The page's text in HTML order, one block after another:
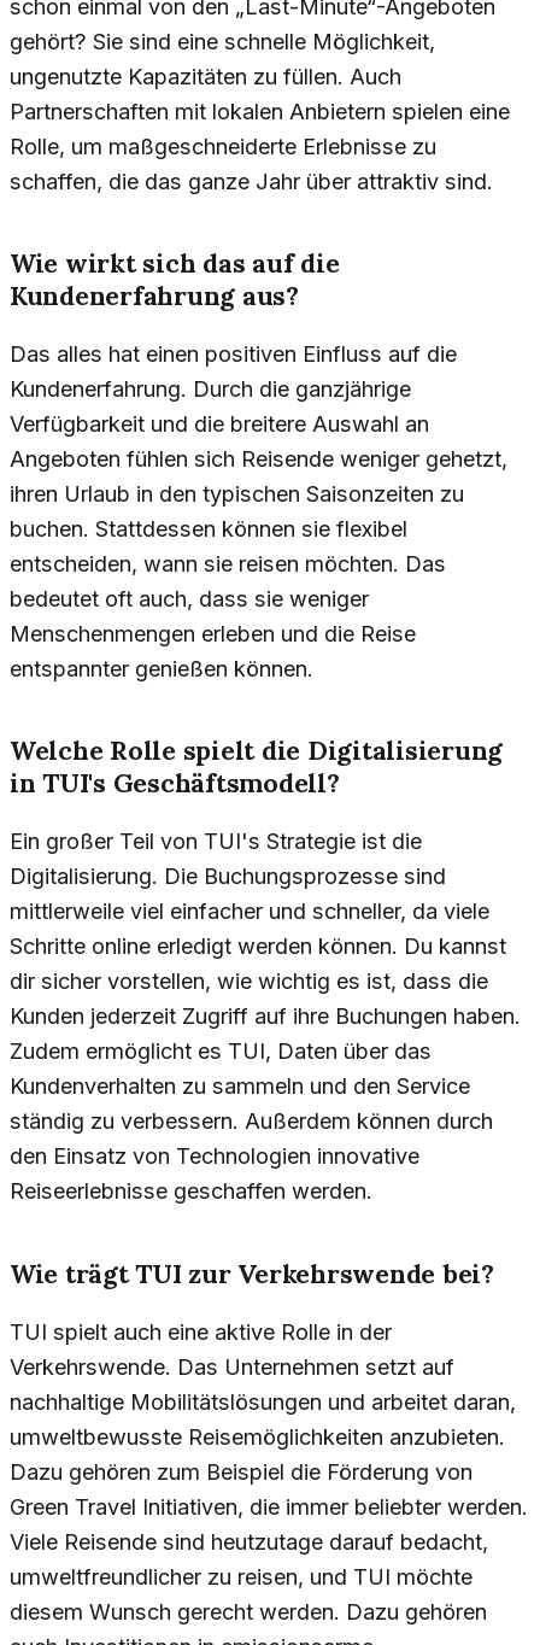
schon einmal von den „Last-Minute“-Angeboten
gehört? Sie sind eine schnelle Möglichkeit,
ungenutzte Kapazitäten zu füllen. Auch
Partnerschaften mit lokalen Anbietern spielen eine
Rolle, um maßgeschneiderte Erlebnisse zu
schaffen, die das ganze Jahr über attraktiv sind.
Wie wirkt sich das auf die
Kundenerfahrung aus?
Das alles hat einen positiven Einfluss auf die
Kundenerfahrung. Durch die ganzjährige
Verfügbarkeit und die breitere Auswahl an
Angeboten fühlen sich Reisende weniger gehetzt,
ihren Urlaub in den typischen Saisonzeiten zu
buchen. Stattdessen können sie flexibel
entscheiden, wann sie reisen möchten. Das
bedeutet oft auch, dass sie weniger
Menschenmengen erleben und die Reise
entspannter genießen können.
Welche Rolle spielt die Digitalisierung
in TUI's Geschäftsmodell?
Ein großer Teil von TUI's Strategie ist die
Digitalisierung. Die Buchungsprozesse sind
mittlerweile viel einfacher und schneller, da viele
Schritte online erledigt werden können. Du kannst
dir sicher vorstellen, wie wichtig es ist, dass die
Kunden jederzeit Zugriff auf ihre Buchungen haben.
Zudem ermöglicht es TUI, Daten über das
Kundenverhalten zu sammeln und den Service
ständig zu verbessern. Außerdem können durch
den Einsatz von Technologien innovative
Reiseerlebnisse geschaffen werden.
Wie trägt TUI zur Verkehrswende bei?
TUI spielt auch eine aktive Rolle in der
Verkehrswende. Das Unternehmen setzt auf
nachhaltige Mobilitätslösungen und arbeitet daran,
umweltbewusste Reisemöglichkeiten anzubieten.
Dazu gehören zum Beispiel die Förderung von
Green Travel Initiativen, die immer beliebter werden.
Viele Reisende sind heutzutage darauf bedacht,
umweltfreundlicher zu reisen, und TUI möchte
diesem Wunsch gerecht werden. Dazu gehören